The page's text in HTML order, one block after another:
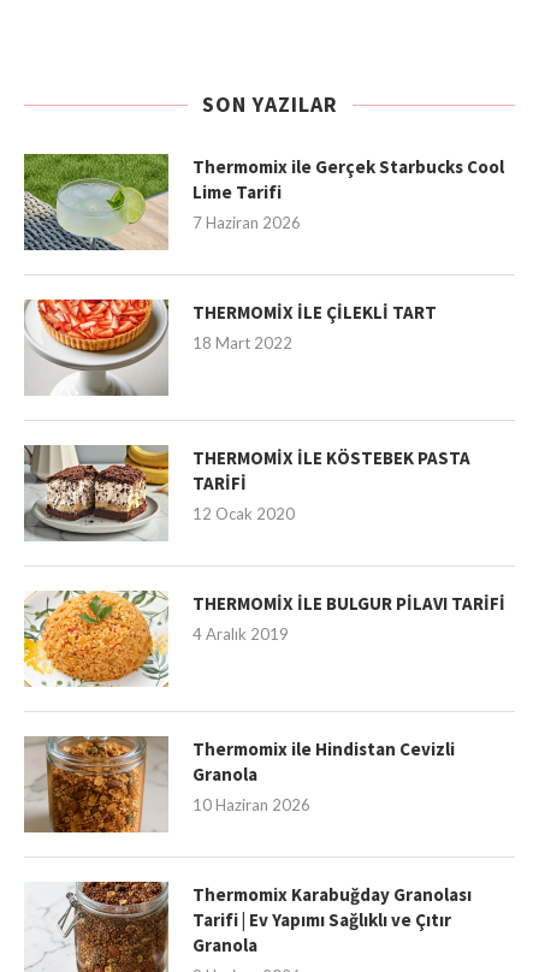
SON YAZILAR
Thermomix ile Gerçek Starbucks Cool
Lime Tarifi
7 Haziran 2026
THERMOMİX İLE ÇİLEKLİ TART
18 Mart 2022
THERMOMİX İLE KÖSTEBEK PASTA
TARİFİ
12 Ocak 2020
THERMOMİX İLE BULGUR PİLAVI TARİFİ
4 Aralık 2019
Thermomix ile Hindistan Cevizli
Granola
10 Haziran 2026
Thermomix Karabuğday Granolası
Tarifi | Ev Yapımı Sağlıklı ve Çıtır
Granola